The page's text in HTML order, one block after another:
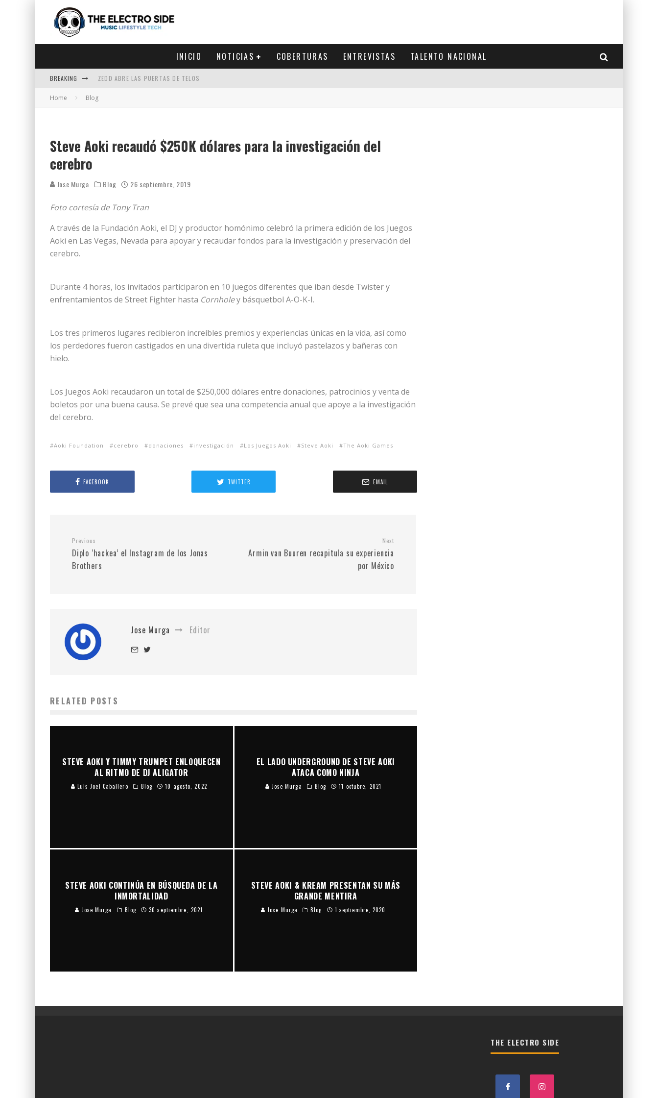
INICIO NOTICIAS COBERTURAS ENTREVISTAS TALENTO NACIONAL
BREAKING ZEDD ABRE LAS PUERTAS DE TELOS
ZEDD IN THE PARK VUELVE A LA
Home Blog
Steve Aoki recaudó $250K dólares para la investigación del
cerebro
Jose Murga Blog 26 septiembre, 2019
Foto cortesía de Tony Tran
A través de la Fundación Aoki, el DJ y productor homónimo celebró la primera edición de los Juegos
Aoki en Las Vegas, Nevada para apoyar y recaudar fondos para la investigación y preservación del
cerebro.
Durante 4 horas, los invitados participaron en 10 juegos diferentes que iban desde Twister y
enfrentamientos de Street Fighter hasta Cornholey básquetbol A-O-K-I.
Los tres primeros lugares recibieron increíbles premios y experiencias únicas en la vida, así como
los perdedores fueron castigados en una divertida ruleta que incluyó pastelazos y bañeras con
hielo.
Los Juegos Aoki recaudaron un total de $250,000 dólares entre donaciones, patrocinios y venta de
boletos por una buena causa. Se prevé que sea una competencia anual que apoye a la investigación
del cerebro.
Aoki Foundation cerebro donaciones investigación Los Juegos Aoki Steve Aoki The Aoki Games
FACEBOOK TWITTER EMAIL
Previous
Diplo ‘hackea’ el Instagram de los Jonas
Brothers
Next
Armin van Buuren recapitula su experiencia
por México
Jose Murga Editor
RELATED POSTS
STEVE AOKI Y TIMMY TRUMPET ENLOQUECEN
AL RITMO DE DJ ALIGATOR
Luis Joel Caballero Blog 10 agosto, 2022
EL LADO UNDERGROUND DE STEVE AOKI
ATACA COMO NINJA
Jose Murga Blog 11 octubre, 2021
STEVE AOKI CONTINÚA EN BÚSQUEDA DE LA
INMORTALIDAD
Jose Murga Blog 30 septiembre, 2021
STEVE AOKI & KREAM PRESENTAN SU MÁS
GRANDE MENTIRA
Jose Murga Blog 1 septiembre, 2020
THE ELECTRO SIDE